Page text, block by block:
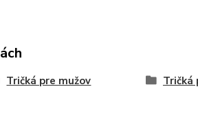
Tričká pre mužov Tričká